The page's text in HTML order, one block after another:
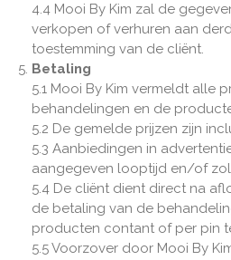
4.4 Mooi By Kim zal de
verkopen of verhuren aan
toestemming van de cliënt.
Betaling
5.1 Mooi By Kim vermeldt alle
behandelingen en de
5.2 De gemelde prijzen zijn
5.3 Aanbiedingen in
aangegeven looptijd en/of
5.4 De cliënt dient direct na
de betaling van de
producten contant of per pin
5.5 Voorzover door Mooi By